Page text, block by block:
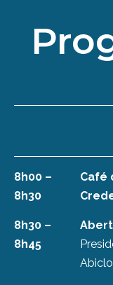
8h00 –
8h30
Café
8h30 –
8h45